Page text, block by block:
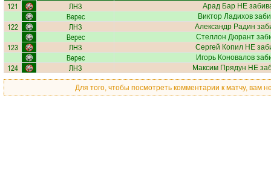
121 ЛНЗ Арад Бар НЕ
Верес Виктор Ладихов
122 ЛНЗ Александр Радин
Верес Стеллон Дюрант
123 ЛНЗ Сергей КопилНЕ
Верес Игорь Коновалов
124 ЛНЗ Максим Прядун НЕ
Для того, чтобы посмотреть комментарии к матчу, вам